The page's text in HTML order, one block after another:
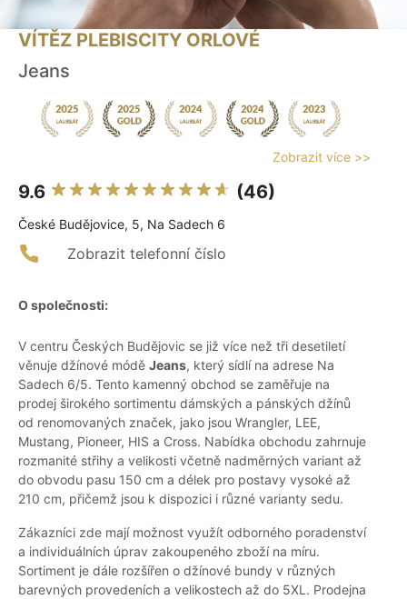
VÍTĚZ PLEBISCITY ORLOVÉ
Jeans
Zobrazit více >>
9.6 (46)
České Budějovice, 5, Na Sadech 6
Zobrazit telefonní číslo
O společnosti:
V centru Českých Budějovic se již více než tři desetiletí
věnuje džínové módě Jeans, který sídlí na adrese Na
Sadech 6/5. Tento kamenný obchod se zaměřuje na
prodej širokého sortimentu dámských a pánských džínů
od renomovaných značek, jako jsou Wrangler, LEE,
Mustang, Pioneer, HIS a Cross. Nabídka obchodu zahrnuje
rozmanité střihy a velikosti včetně nadměrných variant až
do obvodu pasu 150 cm a délek pro postavy vysoké až
210 cm, přičemž jsou k dispozici i různé varianty sedu.
Zákazníci zde mají možnost využít odborného poradenství
a individuálních úprav zakoupeného zboží na míru.
Sortiment je dále rozšířen o džínové bundy v různých
barevných provedeních a velikostech až do 5XL. Prodejna